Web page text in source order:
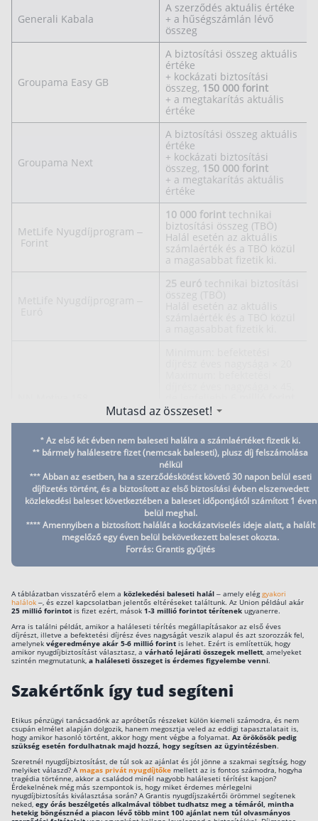
Generali Kabala
A szerződés aktuális értéke
+ a hűségszámlán lévő
összeg
Groupama Easy GB
A biztosítási összeg aktuális
értéke
+ kockázati biztosítási
összeg, 150 000 forint
+ a megtakarítás aktuális
értéke
Groupama Next
A biztosítási összeg aktuális
értéke
+ kockázati biztosítási
összeg, 150 000 forint
+ a megtakarítás aktuális
értéke
MetLife Nyugdíjprogram –
Forint
10 000 forint technikai
biztosítási összeg (TBÖ)
Halál esetén az aktuális
számlaérték és a TBÖ közül
a magasabbat fizetik ki.
MetLife Nyugdíjprogram –
25 euró technikai biztosítási
összeg (TBÖ)
Közlekedési baleset esetén
a baleseti halál biztosítási
fizetik ki.
NN EUR Motiva 168
Baleseti halálra szóló
biztosítási összeg:4500
euró
Közlekedési baleset esetén
a baleseti halál biztosítási
összegét 25%-kal növelten
fizetik ki.
Nyugdíjprogram
A haláleseti biztosítási
összeg az első éves díj
de maximum1 millió forint
amely az értéknövelés
mértékével nő.
Signal Iduna Nyugdíj Terv
A haláleseti biztosítási
összeg az első éves díj
kétszerese,
amely az értéknövelés
mértékével nő.
Union Vienna Time
Megtakarítási számla +
közlekedési baleseti
halálnál az eseti díj 15
százaléka,
legfeljebb25 millió forint***
Union Vienna Time Select
Megtakarítási számla +
közlekedési baleseti
halálnál az eseti díj 15
Mutasd az összeset!
* Az első két évben nem baleseti halálra a számlaértéket fizetik ki.
** bármely halálesetre fizet (nemcsak baleseti), plusz díj felszámolása
nélkül
*** Abban az esetben, ha a szerződéskötést követő 30 napon belül eseti
díjfizetés történt, és a biztosított az első biztosítási évben elszenvedett
közlekedési baleset következtében a baleset időpontjától számított 1 éven
belül meghal.
**** Amennyiben a biztosított halálát a kockázatviselés ideje alatt, a halált
megelőző egy éven belül bekövetkezett baleset okozta.
Forrás: Grantis gyűjtés
A táblázatban visszatérő elem a közlekedési baleseti halál – amely eléggyakori
halálok –, és ezzel kapcsolatban jelentős eltéréseket találtunk. Az Union például akár
25 millió forintot is fizet ezért, mások 1-3 millió forintot térítenek ugyanerre.
Arra is találni példát, amikor a haláleseti térítés megállapításakor az első éves
díjrészt, illetve a befektetési díjrész éves nagyságát veszik alapul és azt szorozzák fel,
amelynek végeredménye akár 5-6 millió forint is lehet. Ezért is említettük, hogy
amikor nyugdíjbiztosítást választasz, a várható lejárati összegek mellett, amelyeket
szintén megmutatunk, a haláleseti összeget is érdemes figyelembe venni.
Szakértőnk így tud segíteni
Etikus pénzügyi tanácsadónk az apróbetűs részeket külön kiemeli számodra, és nem
csupán elmélet alapján dolgozik, hanem megosztja veled az eddigi tapasztalatait is,
hogy amikor hasonló történt, akkor hogy ment végbe a folyamat. Az örökösök pedig
szükség esetén fordulhatnak majd hozzá, hogy segítsen az ügyintézésben.
Szeretnél nyugdíjbiztosítást, de túl sok az ajánlat és jól jönne a szakmai segítség, hogy
melyiket válaszd? Amagas privát nyugdíjtőke mellett az is fontos számodra, hogyha
tragédia történne, akkor a családod minél nagyobb haláleseti térítést kapjon?
Érdekelnének még más szempontok is, hogy miket érdemes mérlegelni
nyugdíjbiztosítás kiválasztása során? A Grantis nyugdíjszakértői örömmel segítenek
neked, egy órás beszélgetés alkalmával többet tudhatsz meg a témáról, mintha
hetekig böngésznéd a piacon lévő több mint 100 ajánlat nem túl olvasmányos